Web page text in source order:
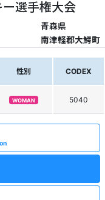
選手権大会
青森県
南津軽郡大鰐町
性別 CODEX
WOMAN 5040